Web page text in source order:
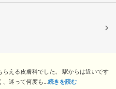
える皮膚科でした。 駅からは近いです
迷って何度も... 続きを読む